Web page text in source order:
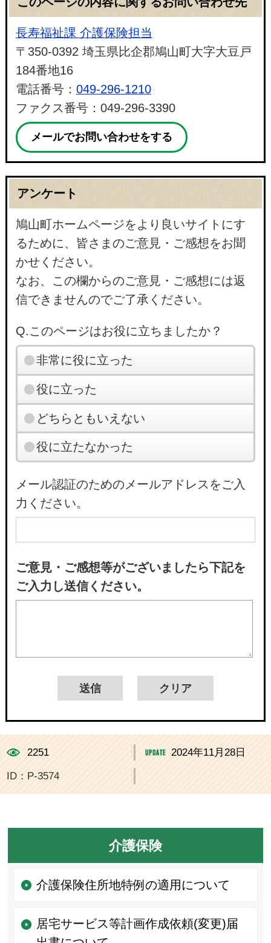
長寿福祉課 介護保険担当
〒350-0392 埼玉県比企郡鳩山町大字大豆戸
184番地16
電話番号： 049-296-1210
ファクス番号：049-296-3390
メールでお問い合わせをする
アンケート
鳩山町ホームページをより良いサイトにす
るために、皆さまのご意見・ご感想をお聞
かせください。
なお、この欄からのご意見・ご感想には返
信できませんのでご了承ください。
Q.このページはお役に立ちましたか？
非常に役に立った
役に立った
どちらともいえない
役に立たなかった
メール認証のためのメールアドレスをご入
力ください。
ご意見・ご感想等がございましたら下記を
ご入力し送信ください。
2251 2024年11月28日
ID：P-3574
介護保険
介護保険住所地特例の適用について
居宅サービス等計画作成依頼(変更)届